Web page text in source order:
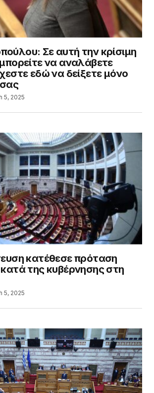
Σε αυτή την κρίσιμη
να αναλάβετε
εδώ να δείξετε μόνο
σας
5, 2025
κατέθεσε πρόταση
κατά της κυβέρνησης στη
5, 2025